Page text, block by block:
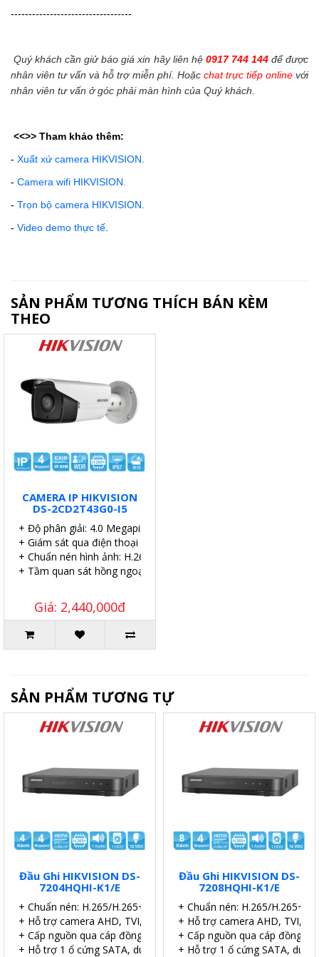
----------------------------------
Quý khách cần giử báo giá xin hãy liên hệ 0917 744 144để được
nhân viên tư vấn và hỗ trợ miễn phí. Hoặc chat trực tiếp onlinevới
nhân viên tư vấn ở góc phải màn hình của Quý khách.
<<>> Tham khảo thêm:
- Xuất xứ camera HIKVISION.
- Camera wifi HIKVISION.
- Trọn bộ camera HIKVISION.
- Video demo thực tế
SẢN PHẨM TƯƠNG THÍCH BÁN KÈM
THEO
CAMERA IP HIKVISION
DS-2CD2T43G0-I5
+ Độ phân giải: 4.0 Megapixel.
+ Giám sát qua điện thoại di động, iPad,…
+ Chuẩn nén hình ảnh: H.265+
+ Tầm quan sát hồng ngoại: 50 mét.
Giá: 2,440,000đ
SẢN PHẨM TƯƠNG TỰ
Đầu Ghi HIKVISION DS-
7204HQHI-K1/E
+ Chuẩn nén: H.265/H.265+.
+ Hỗ trợ camera AHD, TVI, CVI, IP
+ Cấp nguồn qua cáp đồng trục (PoC).
+ Hỗ trợ 1 ổ cứng SATA, dung lượng 6TB.
Đầu Ghi HIKVISION DS-
7208HQHI-K1/E
+ Chuẩn nén: H.265/H.265+.
+ Hỗ trợ camera AHD, TVI,
+ Cấp nguồn qua cáp đồng
+ Hỗ trợ 1 ổ cứng SATA,